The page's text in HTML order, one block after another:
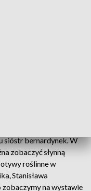
sióstr bernardynek. W
zobaczyć słynną
roślinne w
Stanisława
na wystawie